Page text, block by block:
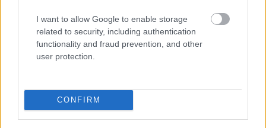
I want to allow Google to enable storage
related to security, including authentication
functionality and fraud prevention, and other
user protection.
CONFIRM
Az élet, a világmindenség, meg minden
AzUndonenemcsak az év legkülönlegesebb sorozata, de